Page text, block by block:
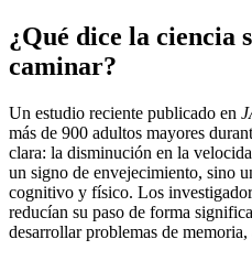
¿Qué dice la ciencia
caminar?
Un estudio reciente publicado en
más de 900 adultos mayores
clara: la disminución en la
un signo de envejecimiento, sino
cognitivo y físico. Los
reducían su paso de forma
desarrollar problemas de